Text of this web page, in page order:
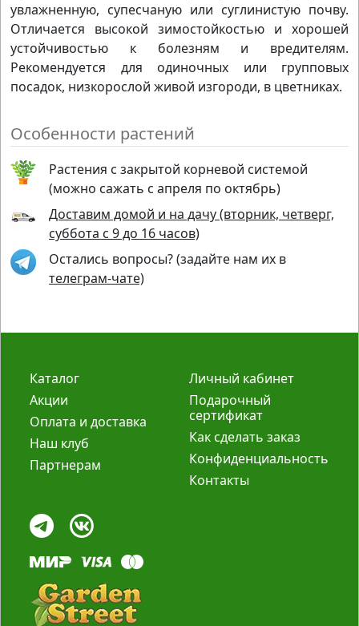
увлажненную, супесчаную или суглинистую почву.
Отличается высокой зимостойкостью и хорошей
устойчивостью к болезням и вредителям.
Рекомендуется для одиночных или групповых
посадок, низкорослой живой изгороди, в цветниках.
Особенности растений
Растения с закрытой корневой системой
(можно сажать с апреля по октябрь)
Доставим домой и на дачу (вторник, четверг,
суббота с 9 до 16 часов)
Остались вопросы? (задайте нам их в
телеграм-чате)
Каталог
Акции
Оплата и доставка
Наш клуб
Партнерам
Личный кабинет
Подарочный
сертификат
Как сделать заказ
Конфиденциальность
Контакты